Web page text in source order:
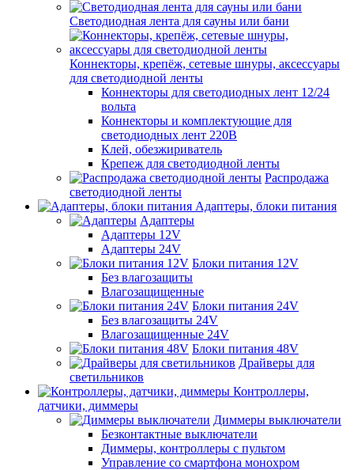
Светодиодная лента для сауны или бани
Коннекторы, крепёж, сетевые шнуры, аксессуары
для светодиодной ленты
Коннекторы для светодиодных лент 12/24
вольта
Коннекторы и комплектующие для
светодиодных лент 220В
Клей, обезжириватель
Крепеж для светодиодной ленты
Распродажа
светодиодной ленты
Адаптеры, блоки питания
Адаптеры
Адаптеры 12V
Адаптеры 24V
Блоки питания 12V
Без влагозащиты
Влагозащищенные
Блоки питания 24V
Без влагозащиты 24V
Влагозащищенные 24V
Блоки питания 48V
Драйверы для
светильников
Контроллеры,
датчики, диммеры
Диммеры выключатели
Безконтактные выключатели
Диммеры, контроллеры с пультом
Управление со смартфона монохром